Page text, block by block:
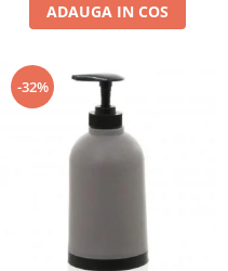
ADAUGA IN COS
-32%